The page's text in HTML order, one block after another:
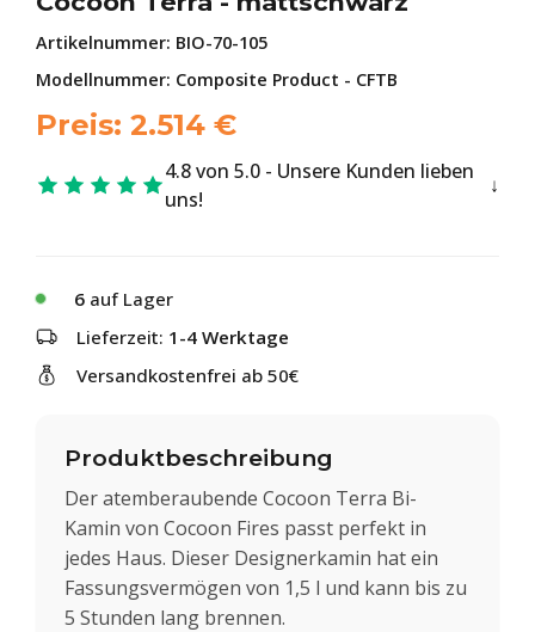
Artikelnummer: BIO-70-105
Modellnummer: Composite Product - CFTB
Preis: 2.514 €
4.8 von 5.0 - Unsere Kunden lieben
uns!
6 auf Lager
Lieferzeit: 1-4 Werktage
Versandkostenfrei ab 50€
Produktbeschreibung
Der atemberaubende Cocoon Terra Bi-
Kamin von Cocoon Fires passt perfekt in
jedes Haus. Dieser Designerkamin hat ein
Fassungsvermögen von 1,5 l und kann bis zu
5 Stunden lang brennen.